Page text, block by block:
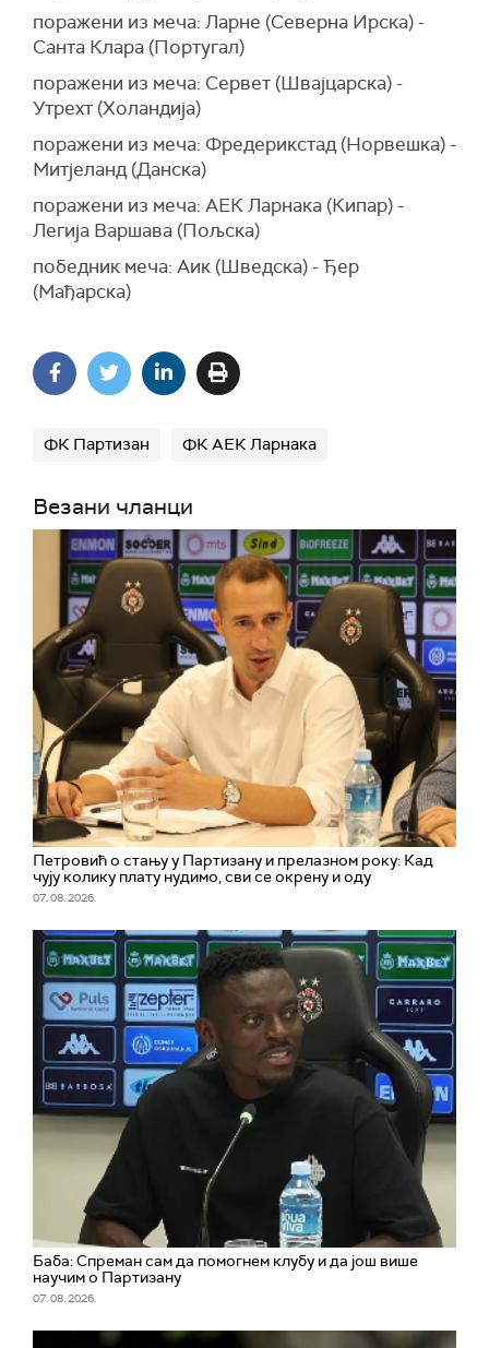
поражени из меча: Ларне (Северна Ирска) -
Санта Клара (Португал)
поражени из меча: Сервет (Швајцарска) -
Утрехт (Холандија)
поражени из меча: Фредерикстад (Норвешка) -
Митјеланд (Данска)
поражени из меча: АЕК Ларнака (Кипар) -
Легија Варшава (Пољска)
победник меча: Аик (Шведска) - Ђeр
(Мађарска)
ФК Партизан ФК АЕК Ларнака
Везани чланци
Петровић о стању у Партизану и прелазном року: Кад
чују колику плату нудимо, сви се окрену и оду
07. 08. 2026.
Баба: Спреман сам да помогнем клубу и да још више
научим о Партизану
07. 08. 2026.